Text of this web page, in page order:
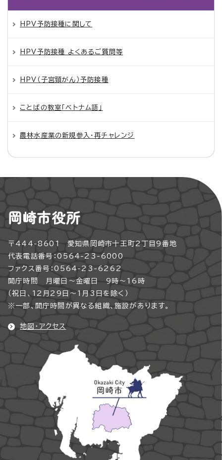
HPV予防接種に関して
HPV予防接種 よくあるご質問等
HPV（子宮頸がん）予防接種
ことばの教室「ベトナム語」
農林水産業の新規参入・再チャレンジ
岡崎市役所
〒444-8601 愛知県岡崎市十王町2丁目9番地
代表電話番号：0564-23-6000
ファクス番号：0564-23-6262
開庁時間 月曜日～金曜日 9時～16時
（祝日、12月29日～1月3日を除く）
※一部、開庁時間が異なる組織、施設があります。
地図・アクセス